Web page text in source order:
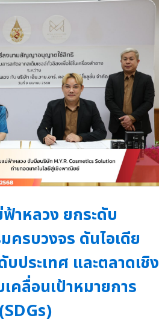
าหลวง ยกระดับ
ครบวงจร ดันไอเดีย
ประเทศ และตลาดเชิง
คลื่อนเป้าหมายการ